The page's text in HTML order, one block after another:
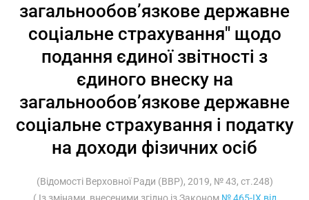
загальнообов’язкове державне
соціальне страхування" щодо
подання єдиної звітності з
єдиного внеску на
загальнообов’язкове державне
соціальне страхування і податку
на доходи фізичних осіб
(Відомості Верховної Ради (ВВР), 2019, № 43, ст.248)